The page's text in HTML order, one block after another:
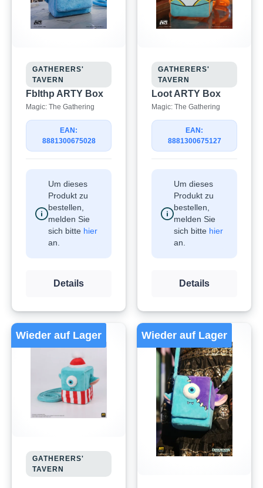
GATHERERS'
TAVERN
Fblthp ARTY Box
Magic: The Gathering
EAN:
8881300675028
Um dieses
Produkt zu
bestellen,
melden Sie
sich bitte hier
an.
Details
GATHERERS'
TAVERN
Loot ARTY Box
Magic: The Gathering
EAN:
8881300675127
Um dieses
Produkt zu
bestellen,
melden Sie
sich bitte hier
an.
Details
Wieder auf Lager
GATHERERS'
TAVERN
Wieder auf Lager